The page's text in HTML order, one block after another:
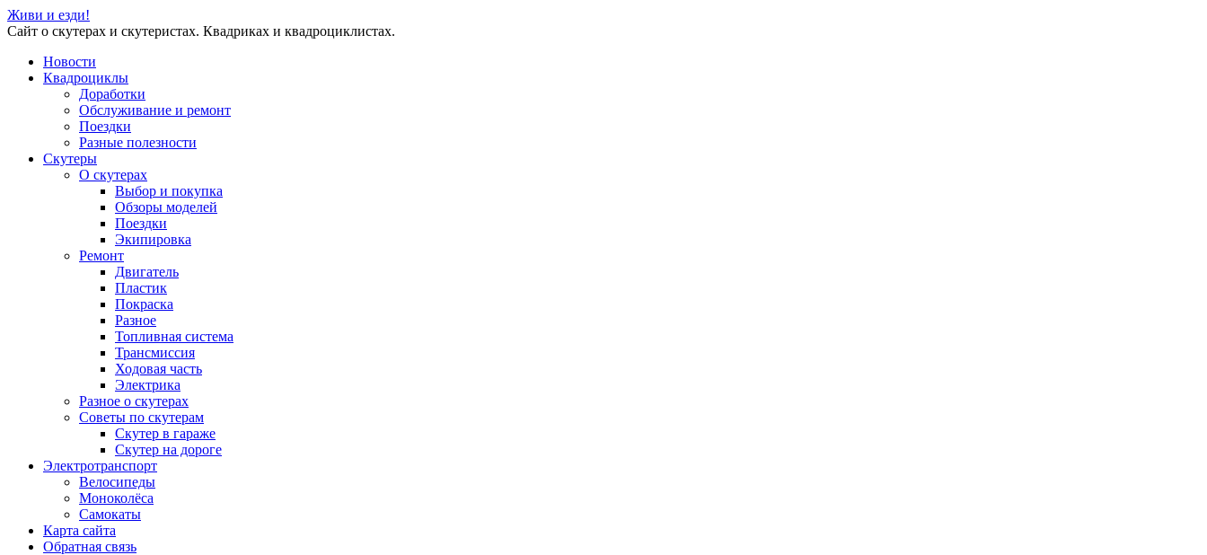
Живи и езди!
Сайт о скутерах и скутеристах. Квадриках и квадроциклистах.
Новости
Квадроциклы
Доработки
Обслуживание и ремонт
Поездки
Разные полезности
Скутеры
О скутерах
Выбор и покупка
Обзоры моделей
Поездки
Экипировка
Ремонт
Двигатель
Пластик
Покраска
Разное
Топливная система
Трансмиссия
Ходовая часть
Электрика
Разное о скутерах
Советы по скутерам
Скутер в гараже
Скутер на дороге
Электротранспорт
Велосипеды
Моноколёса
Самокаты
Карта сайта
Обратная связь